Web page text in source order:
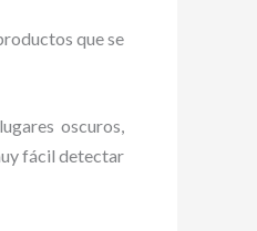
que se
oscuros,
fácil detectar